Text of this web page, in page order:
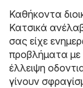
Καθήκοντα
Κατσικά
σας είχε
προβλήματα με
έλλειψη
γίνουν